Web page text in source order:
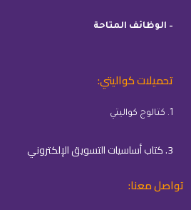
– الوظائف المتاحة
تحميلات كواليتي:
1. كتالوج كواليتي
3. كتاب أساسيات التسويق الإلكتروني
تواصل معنا: